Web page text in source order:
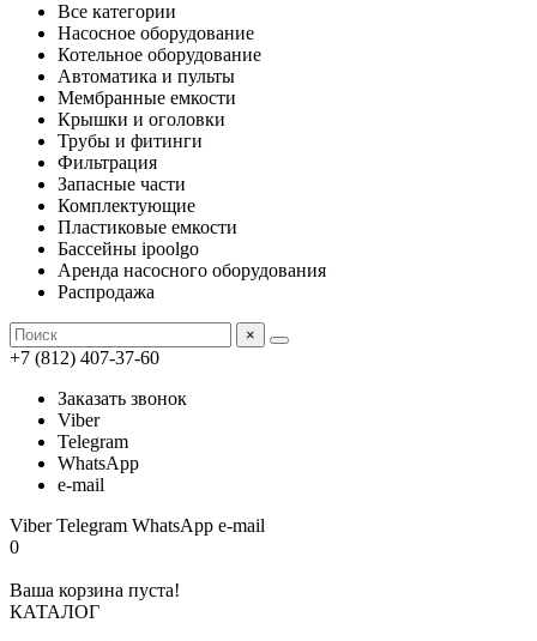
Все категории
Насосное оборудование
Котельное оборудование
Автоматика и пульты
Мембранные емкости
Крышки и оголовки
Трубы и фитинги
Фильтрация
Запасные части
Комплектующие
Пластиковые емкости
Бассейны ipoolgo
Аренда насосного оборудования
Распродажа
×
+7 (812) 407-37-60
Заказать звонок
Viber
Telegram
WhatsApp
e-mail
ViberTelegram WhatsApp e-mail
0
Ваша корзина пуста!
КАТАЛОГ